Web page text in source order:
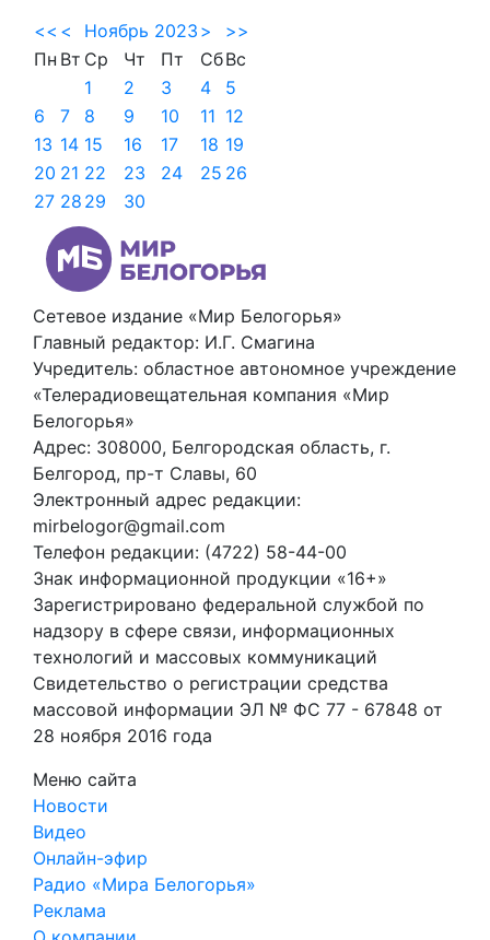
<< < Ноябрь 2023 >
>>
Пн Вт Ср Чт Пт СбВс
1
2 3 4
5
6
7 8 9 10 11 12
13 14 15 16 17 18 19
20 21 22 23 24 25 26
27 28 29 30
Сетевое издание «Мир Белогорья»
Главный редактор: И.Г. Смагина
Учредитель: областное автономное учреждение
«Телерадиовещательная компания «Мир
Белогорья»
Адрес: 308000, Белгородская область, г.
Белгород, пр-т Славы, 60
Электронный адрес редакции:
mirbelogor@gmail.com
Телефон редакции: (4722) 58-44-00
Знак информационной продукции «16+»
Зарегистрировано федеральной службой по
надзору в сфере связи, информационных
технологий и массовых коммуникаций
Свидетельство о регистрации средства
массовой информации ЭЛ № ФС 77 - 67848 от
28 ноября 2016 года
Меню сайта
Новости
Видео
Онлайн-эфир
Радио «Мира Белогорья»
Реклама